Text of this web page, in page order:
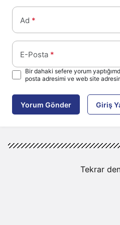
Ad *
E-Posta *
Bir dahaki sefere yorum
posta adresimi ve web site
Yorum Gönder Giriş
Tekrar